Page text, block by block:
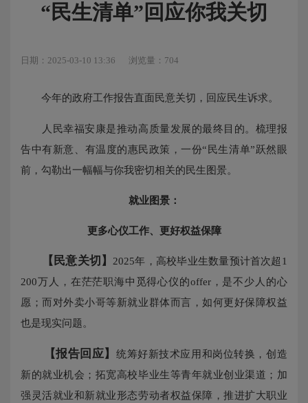
“民生清单”回应你我关切
日期：2025-03-10 13:36 浏览量：704
今年的政府工作报告直面民意关切，回应民生诉求。
人民幸福安康是推动高质量发展的最终目的。梳理报
告中有新意、有温度的惠民政策，一份“民生清单”跃然眼
前，勾勒出一幅幅与你我密切相关的民生图景。
就业图景：
更多心仪工作、更好权益保障
【民意关切】2025年，高校毕业生数量预计首次超1
200万人，在茫茫职海中觅得心仪的offer，是不少人的心
愿；而对外卖小哥等新就业群体而言，如何更好保障权益
也是现实问题。
【报告回应】 统筹好新技术应用和岗位转换，创造
新的就业机会；拓宽高校毕业生等青年就业创业渠道；加
强灵活就业和新就业形态劳动者权益保障，推进扩大职业